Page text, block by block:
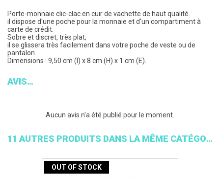
Porte-monnaie clic-clac en cuir de vachette de haut qualité.
il dispose d'une poche pour la monnaie et d'un compartiment à
carte de crédit.
Sobre et discret, très plat,
il se glissera très facilement dans votre poche de veste ou de
pantalon.
Dimensions : 9,50 cm (l) x 8 cm (H) x 1 cm (E).
AVIS
Aucun avis n'a été publié pour le moment.
11 AUTRES PRODUITS DANS LA MÊME CATÉGORIE :
OUT OF STOCK